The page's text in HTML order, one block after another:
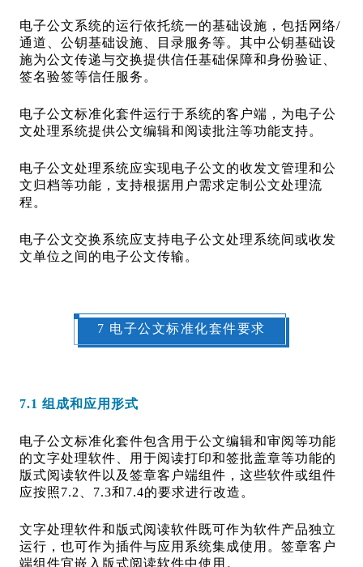
电子公文系统的运行依托统一的基础设施，包括网络/
通道、公钥基础设施、目录服务等。其中公钥基础设
施为公文传递与交换提供信任基础保障和身份验证、
签名验签等信任服务。
电子公文标准化套件运行于系统的客户端，为电子公
文处理系统提供公文编辑和阅读批注等功能支持。
电子公文处理系统应实现电子公文的收发文管理和公
文归档等功能，支持根据用户需求定制公文处理流
程。
电子公文交换系统应支持电子公文处理系统间或收发
文单位之间的电子公文传输。
7 电子公文标准化套件要求
7.1 组成和应用形式
电子公文标准化套件包含用于公文编辑和审阅等功能
的文字处理软件、用于阅读打印和签批盖章等功能的
版式阅读软件以及签章客户端组件，这些软件或组件
应按照7.2、7.3和7.4的要求进行改造。
文字处理软件和版式阅读软件既可作为软件产品独立
运行，也可作为插件与应用系统集成使用。签章客户
端组件宜嵌入版式阅读软件中使用。